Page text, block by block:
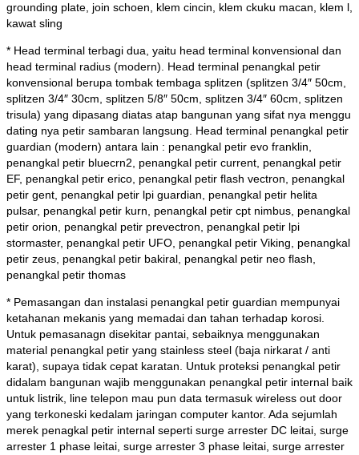
grounding plate, join schoen, klem cincin, klem ckuku macan, klem l,
kawat sling
* Head terminal terbagi dua, yaitu head terminal konvensional dan
head terminal radius (modern). Head terminal penangkal petir
konvensional berupa tombak tembaga splitzen (splitzen 3/4″ 50cm,
splitzen 3/4″ 30cm, splitzen 5/8″ 50cm, splitzen 3/4″ 60cm, splitzen
trisula) yang dipasang diatas atap bangunan yang sifat nya menggu
dating nya petir sambaran langsung. Head terminal penangkal petir
guardian (modern) antara lain : penangkal petir evo franklin,
penangkal petir bluecrn2, penangkal petir current, penangkal petir
EF, penangkal petir erico, penangkal petir flash vectron, penangkal
petir gent, penangkal petir lpi guardian, penangkal petir helita
pulsar, penangkal petir kurn, penangkal petir cpt nimbus, penangkal
petir orion, penangkal petir prevectron, penangkal petir lpi
stormaster, penangkal petir UFO, penangkal petir Viking, penangkal
petir zeus, penangkal petir bakiral, penangkal petir neo flash,
penangkal petir thomas
* Pemasangan dan instalasi penangkal petir guardian mempunyai
ketahanan mekanis yang memadai dan tahan terhadap korosi.
Untuk pemasanagn disekitar pantai, sebaiknya menggunakan
material penangkal petir yang stainless steel (baja nirkarat / anti
karat), supaya tidak cepat karatan. Untuk proteksi penangkal petir
didalam bangunan wajib menggunakan penangkal petir internal baik
untuk listrik, line telepon mau pun data termasuk wireless out door
yang terkoneski kedalam jaringan computer kantor. Ada sejumlah
merek penagkal petir internal seperti surge arrester DC leitai, surge
arrester 1 phase leitai, surge arrester 3 phase leitai, surge arrester